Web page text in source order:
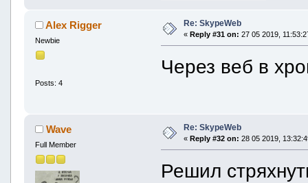
Alex Rigger
Newbie
Posts: 4
Re: SkypeWeb
« Reply #31 on: 27 05 2019,
Через веб в
Wave
Full Member
Re: SkypeWeb
« Reply #32 on: 28 05 2019,
Решил